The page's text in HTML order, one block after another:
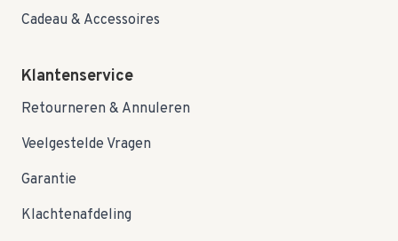
Cadeau & Accessoires
Klantenservice
Retourneren & Annuleren
Veelgestelde Vragen
Garantie
Klachtenafdeling